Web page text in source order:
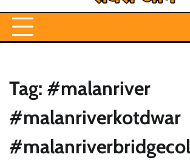
Tag: #malanriver
#malanriverkotdwar